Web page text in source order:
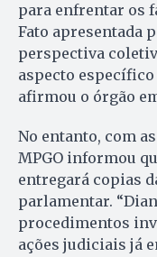
para enfrentar os
Fato apresentada
perspectiva
aspecto
afirmou o órgão
No entanto, com
MPGO informou
entregará copias
parlamentar.
procedimentos
ações judiciais já